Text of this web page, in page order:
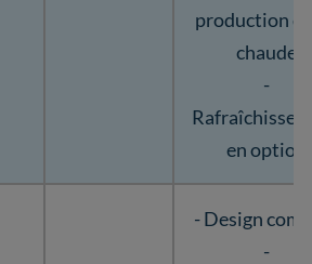
production
chaude
-
en option
- Design
-